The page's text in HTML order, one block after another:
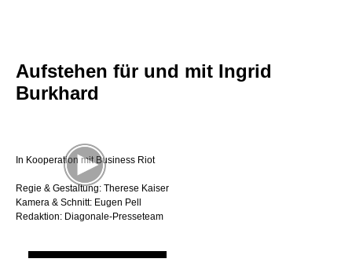
Aufstehen für und mit Ingrid
Burkhard
In Kooperation mit Business Riot
Regie & Gestaltung: Therese Kaiser
Kamera & Schnitt: Eugen Pell
Redaktion: Diagonale-Presseteam